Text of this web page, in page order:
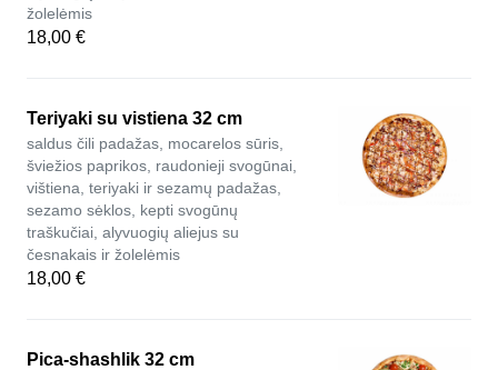
žolelėmis
18,00 €
Teriyaki su vistiena 32 cm
saldus čili padažas, mocarelos sūris,
šviežios paprikos, raudonieji svogūnai,
vištiena, teriyaki ir sezamų padažas,
sezamo sėklos, kepti svogūnų
traškučiai, alyvuogių aliejus su
česnakais ir žolelėmis
18,00 €
Pica-shashlik 32 cm